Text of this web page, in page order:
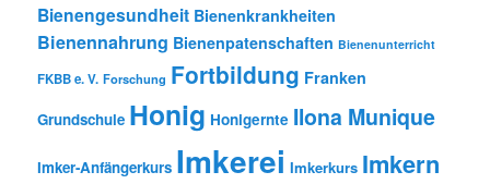
Bienengesundheit Bienenkrankheiten
Bienennahrung Bienenpatenschaften Bienenunterricht
FKBB e. V. Forschung Fortbildung Franken
Grundschule Honig Honigernte Ilona Munique
Imker-Anfängerkurs Imkerei Imkerkurs Imkern